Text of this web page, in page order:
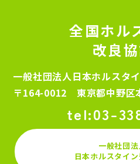
全国ホル
改良
一般社団法人日本ホルスタ
〒164-0012 東京都中野区
03-
一般社団
日本ホルスタイ